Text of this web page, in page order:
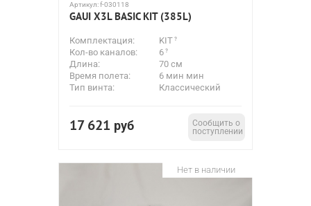
Артикул:f-030118
GAUI X3L BASIC KIT (385L)
Комплектация:
KIT
Кол-во каналов:
6
Длина:
70 см
Время полета:
6 мин мин
Тип винта:
Классический
17 621 руб
Сообщить о
поступлении
Нет в наличии